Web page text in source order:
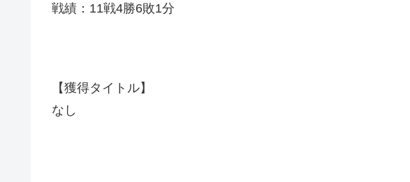
戦績：11戦4勝6敗1分
【獲得タイトル】
なし